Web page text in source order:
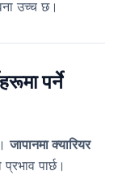
उच्च छ।
पर्ने
जापानमा क्यारियर
पार्छ।